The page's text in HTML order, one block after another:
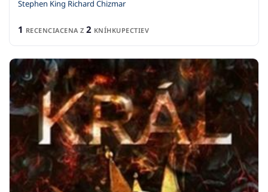
Stephen King Richard Chizmar
1 RECENCIACENA Z 2 KNÍHKUPECTIEV